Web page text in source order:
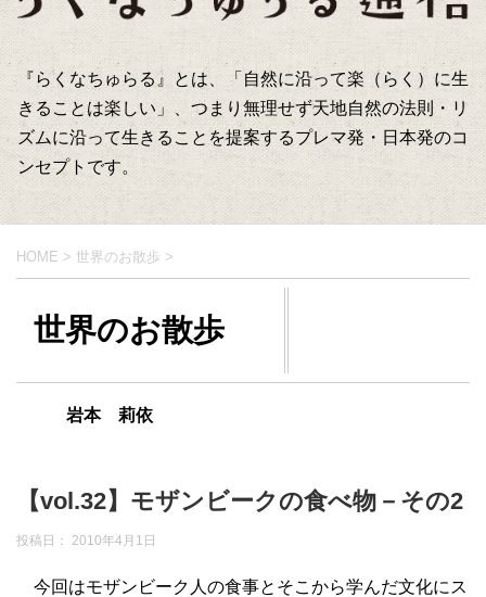
『らくなちゅらる』とは、「自然に沿って楽（らく）に生
きることは楽しい」、つまり無理せず天地自然の法則・リ
ズムに沿って生きることを提案するプレマ発・日本発のコ
ンセプトです。
HOME > 世界のお散歩 >
世界のお散歩
岩本 莉依
【vol.32】モザンビークの食べ物－その2
投稿日： 2010年4月1日
今回はモザンビーク人の食事とそこから学んだ文化にス